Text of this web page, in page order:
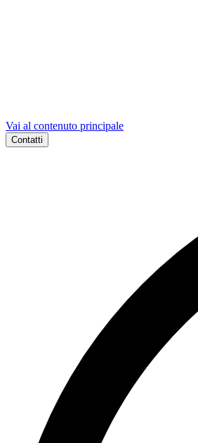
Vai al contenuto principale
Contatti